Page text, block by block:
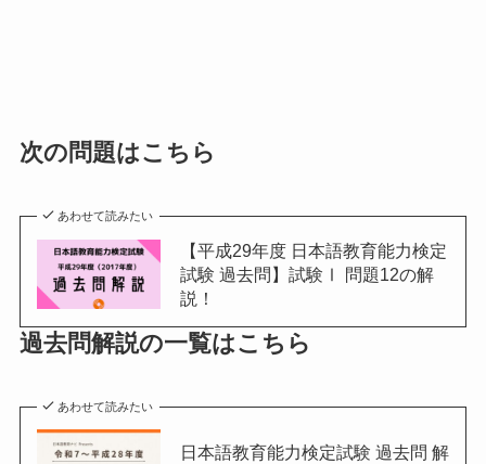
次の問題はこちら
あわせて読みたい
【平成29年度 日本語教育能力検定
試験 過去問】試験Ⅰ 問題12の解
説！
過去問解説の一覧はこちら
あわせて読みたい
日本語教育能力検定試験 過去問 解